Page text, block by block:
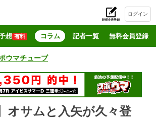
ログイン
想 有料 コラム 記者一覧 無料会員登録
ウマチューブ
オサムと入矢が久々登